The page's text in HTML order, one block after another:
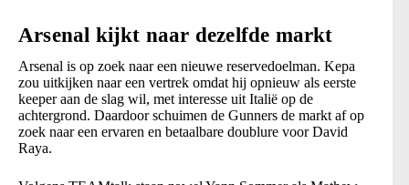
Arsenal kijkt naar dezelfde markt
Arsenal is op zoek naar een nieuwe reservedoelman. Kepa
zou uitkijken naar een vertrek omdat hij opnieuw als eerste
keeper aan de slag wil, met interesse uit Italië op de
achtergrond. Daardoor schuimen de Gunners de markt af op
zoek naar een ervaren en betaalbare doublure voor David
Raya.